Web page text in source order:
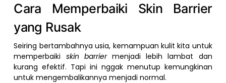
Cara Memperbaiki Skin Barrier
yang Rusak
Seiring bertambahnya usia, kemampuan kulit kita untuk
memperbaiki skin barriermenjadi lebih lambat dan
kurang efektif. Tapi ini nggak menutup kemungkinan
untuk mengembalikannya menjadi normal.